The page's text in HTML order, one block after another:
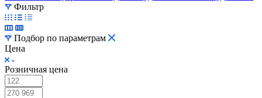
Фильтр
Подбор по параметрам
Цена
Розничная цена